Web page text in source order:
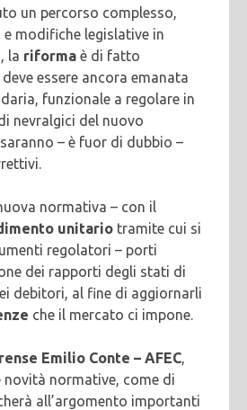
un percorso complesso,
modifiche legislative in
la riforma è di fatto
essere ancora emanata
funzionale a regolare in
nevralgici del nuovo
– è fuor di dubbio –
normativa – con il
unitario tramite cui si
regolatori – porti
dei rapporti degli stati di
debitori, al fine di aggiornarli
che il mercato ci impone.
Emilio Conte – AFEC,
novità normative, come di
all’argomento importanti